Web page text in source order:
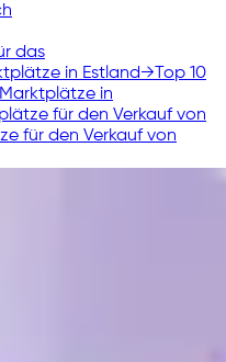
das
in Estland→ Top 10
Marktplätze in
für den Verkauf von
für den Verkauf von